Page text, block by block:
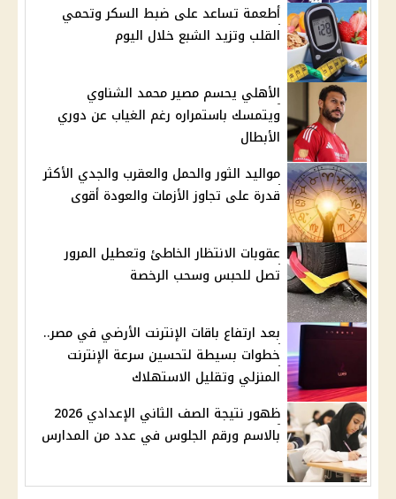
أطعمة تساعد على ضبط السكر وتحمي
القلب وتزيد الشبع خلال اليوم
الأهلي يحسم مصير محمد الشناوي
ويتمسك باستمراره رغم الغياب عن دوري
الأبطال
مواليد الثور والحمل والعقرب والجدي الأكثر
قدرة على تجاوز الأزمات والعودة أقوى
عقوبات الانتظار الخاطئ وتعطيل المرور
تصل للحبس وسحب الرخصة
بعد ارتفاع باقات الإنترنت الأرضي في مصر..
خطوات بسيطة لتحسين سرعة الإنترنت
المنزلي وتقليل الاستهلاك
ظهور نتيجة الصف الثاني الإعدادي 2026
بالاسم ورقم الجلوس في عدد من المدارس